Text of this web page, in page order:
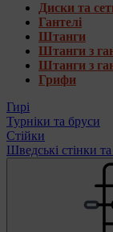
Диски та
Гантелі
Штанги
Штанги з
Штанги з
Грифи
Гирі
Турніки та бруси
Стійки
Шведські стінки та